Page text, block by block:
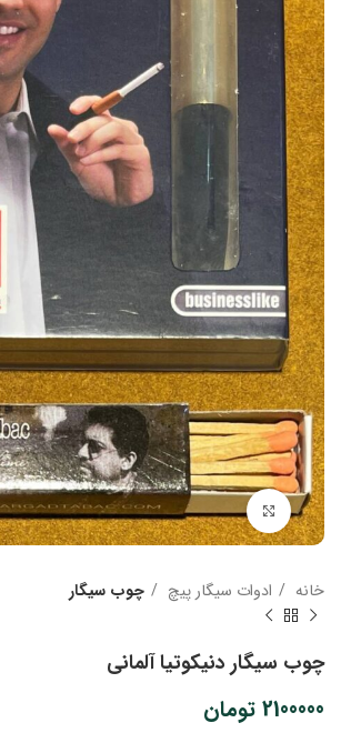
بزرگنمایی تصویر
خانه ادوات سیگار پیچ چوب سیگار
چوب سیگار دنیکوتیا آلمانی
2100000 تومان